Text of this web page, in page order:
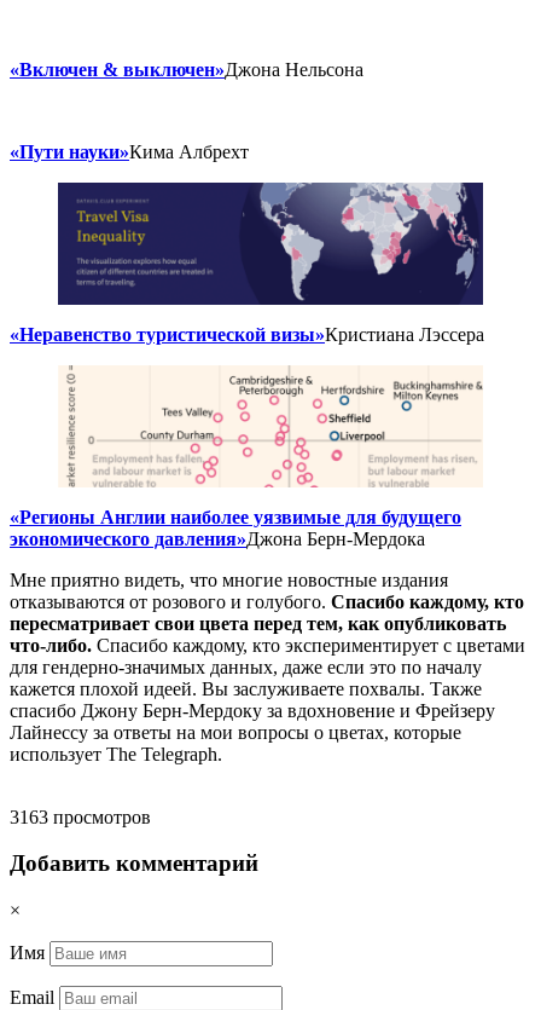
«Включен & выключен»Джона Нельсона
«Пути науки»Кима Албрехт
«Неравенство туристической визы»Кристиана Лэссера
«Регионы Англии наиболее уязвимые для будущего
экономического давления»Джона Берн-Мердока
Мне приятно видеть, что многие новостные издания
отказываются от розового и голубого. Спасибо каждому, кто
пересматривает свои цвета перед тем, как опубликовать
что-либо. Спасибо каждому, кто экспериментирует с цветами
для гендерно-значимых данных, даже если это по началу
кажется плохой идеей. Вы заслуживаете похвалы. Также
спасибо Джону Берн-Мердоку за вдохновение и Фрейзеру
Лайнессу за ответы на мои вопросы о цветах, которые
использует The Telegraph.
3163 просмотров
Добавить комментарий
×
Имя
Email